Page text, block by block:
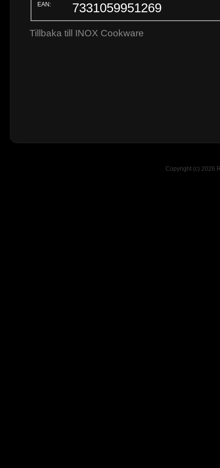
EAN: 7331059951269
Tillbaka till INOX Cookware
Copyright (c) 2026